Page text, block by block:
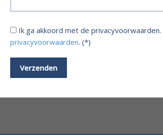
Ik ga akkoord met de privacyvoorwaarden.
privacyvoorwaarden. (*)